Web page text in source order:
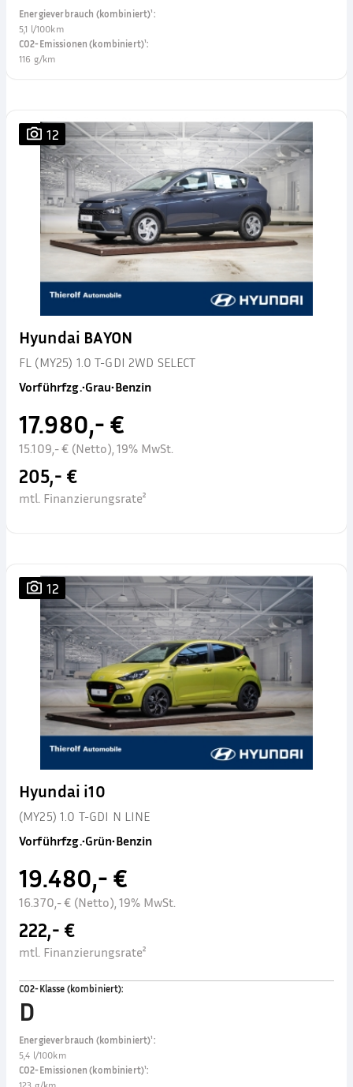
Energieverbrauch (kombiniert)¹:
5,1 l/100km
CO2-Emissionen (kombiniert)¹:
116 g/km
12
Hyundai BAYON
FL (MY25) 1.0 T-GDI 2WD SELECT
Vorführfzg.•Grau•Benzin
17.980,- €
15.109,- € (Netto), 19% MwSt.
205,- €
mtl. Finanzierungsrate²
12
Hyundai i10
(MY25) 1.0 T-GDI N LINE
Vorführfzg.•Grün•Benzin
19.480,- €
16.370,- € (Netto), 19% MwSt.
222,- €
mtl. Finanzierungsrate²
CO2-Klasse (kombiniert):
D
Energieverbrauch (kombiniert)¹:
5,4 l/100km
CO2-Emissionen (kombiniert)¹: